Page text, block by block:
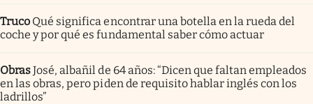
Truco Qué significa encontrar una botella en la rueda del
coche y por qué es fundamental saber cómo actuar
ObrasJosé, albañil de 64 años: “Dicen que faltan empleados
en las obras, pero piden de requisito hablar inglés con los
ladrillos”